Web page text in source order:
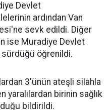
Devlet
ardından Van
sevk edildi. Diğer
ise Muradiye Devlet
öğrenildi.
3'ünün ateşli silahla
yaralılardan birinin sağlık
bildirildi.